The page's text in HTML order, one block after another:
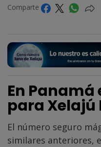
Comparte
En Panamá
para Xelajú
El número seguro
similares anteriores,